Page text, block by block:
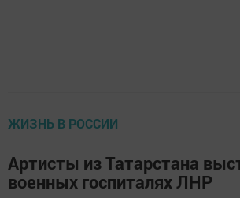
ЖИЗНЬ В РОССИИ
Артисты из Татарстана
военных госпиталях ЛНР